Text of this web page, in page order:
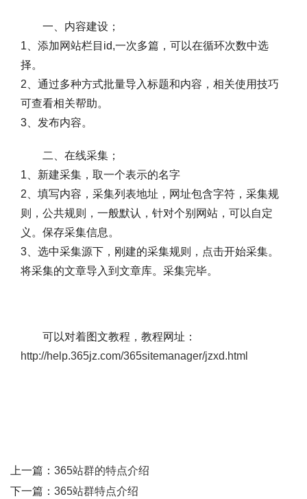
一、内容建设；
1、添加网站栏目id,一次多篇，可以在循环次数中选
择。
2、通过多种方式批量导入标题和内容，相关使用技巧
可查看相关帮助。
3、发布内容。
二、在线采集；
1、新建采集，取一个表示的名字
2、填写内容，采集列表地址，网址包含字符，采集规
则，公共规则，一般默认，针对个别网站，可以自定
义。保存采集信息。
3、选中采集源下，刚建的采集规则，点击开始采集。
将采集的文章导入到文章库。采集完毕。
可以对着图文教程，教程网址：
http://help.365jz.com/365sitemanager/jzxd.html
上一篇： 365站群的特点介绍
下一篇： 365站群特点介绍